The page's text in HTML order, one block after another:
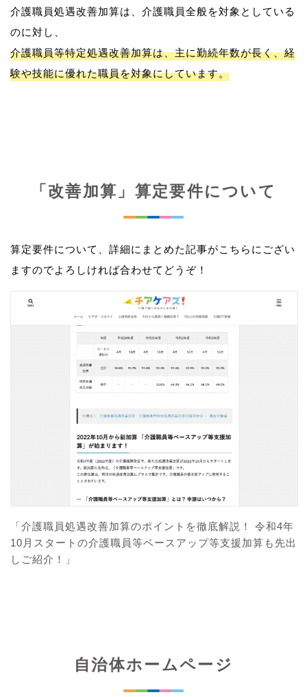
介護職員処遇改善加算は、介護職員全般を対象としている
介護職員等特定処遇改善加算は、主に勤続年数が長く、経
験や技能に優れた職員を対象にしています。
「改善加算」算定要件について
算定要件について、詳細にまとめた記事がこちらにござい
ますのでよろしければ合わせてどうぞ！
「介護職員処遇改善加算のポイントを徹底解説！ 令和4年
10月スタートの介護職員等ベースアップ等支援加算も先出
しご紹介！」
自治体ホームページ